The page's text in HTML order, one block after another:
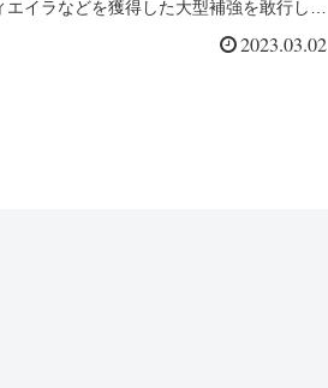
エイラなどを獲得した大型補強を敢行し、
2023.03.02